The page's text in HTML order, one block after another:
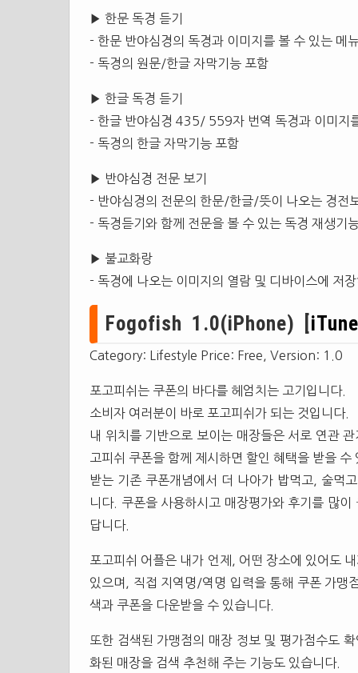
▶ 한문 독경 듣기
- 한문 반야심경의 독경과 이미지를 볼 수 있는 메
- 독경의 원문/한글 자막기능 포함
▶ 한글 독경 듣기
- 한글 반야심경 435/ 559자 번역 독경과 이미지
- 독경의 한글 자막기능 포함
▶ 반야심경 전문 보기
- 반야심경의 전문의 한문/한글/뜻이 나오는 경전
- 독경듣기와 함께 전문을 볼 수 있는 독경 재생기
▶ 불교화랑
- 독경에 나오는 이미지의 열람 및 디바이스에 저
Fogofish 1.0(iPhone) [
Category: Lifestyle Price: Free, Version: 1.0
포고피쉬는 쿠폰의 바다를 헤엄치는 고기입니다.
소비자 여러분이 바로 포고피쉬가 되는 것입니다.
내 위치를 기반으로 보이는 매장들은 서로 연관
고피쉬 쿠폰을 함께 제시하면 할인 혜택을 받을
받는 기존 쿠폰개념에서 더 나아가 밥먹고, 술먹
니다. 쿠폰을 사용하시고 매장평가와 후기를 많
답니다.
포고피쉬 어플은 내가 언제, 어떤 장소에 있어도
있으며, 직접 지역명/역명 입력을 통해 쿠폰 가맹
색과 쿠폰을 다운받을 수 있습니다.
또한 검색된 가맹점의 매장 정보 및 평가점수도
화된 매장을 검색 추천해 주는 기능도 있습니다.